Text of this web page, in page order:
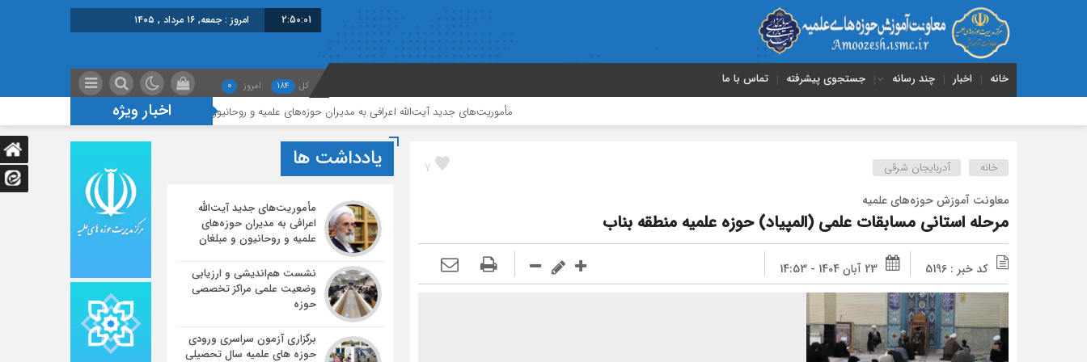
2:50:02 امروز : جمعه, ۱۶ مرداد , ۱۴۰۵
خانه اخبار چند رسانه جستجوی پیشرفته تماس با ما کل 184 امروز 0
اخبار ویژه مأموریت‌های جدید آیت‌الله اعرافی به مدیران حوزه‌های علمیه و روحانیون و مبلغان نشست هم‌اندیشی و ارزیابی وضعیت علمی
7 خانه آدربایجان شرقی
معاونت آموزش حوزه‌های علمیه
مرحله استانی مسابقات علمی (المپیاد) حوزه علمیه منطقه بناب
کد خبر : 5196 23 آبان 1404 - 14:53
یادداشت ها
مأموریت‌های جدید آیت‌الله
اعرافی به مدیران حوزه‌های
علمیه و روحانیون و مبلغان
نشست هم‌اندیشی و ارزیابی
وضعیت علمی مراکز تخصصی
حوزه
برگزاری آزمون سراسری ورودی
حوزه های علمیه سال تحصیلی